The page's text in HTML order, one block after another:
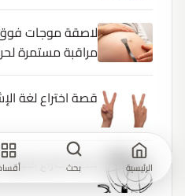
لاصقة موجات فوق
مراقبة مستمرة
قصة اختراع لغة
قصة اختراع الرئيسية بحث